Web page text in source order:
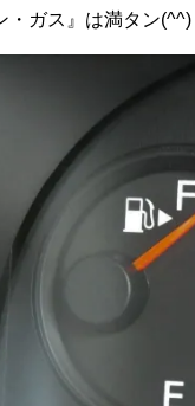
・ガス』は満タン(^^)